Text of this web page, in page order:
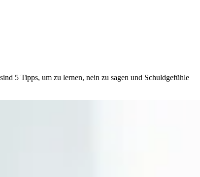
5 Tipps, um zu lernen, nein zu sagen und Schuldgefühle